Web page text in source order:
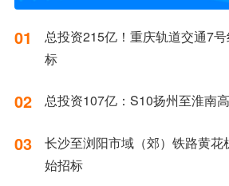
01
总投资215亿！重庆轨道交通7
标
02 总投资107亿：S10扬州至淮南
03
长沙至浏阳市域（郊）铁路黄
始招标